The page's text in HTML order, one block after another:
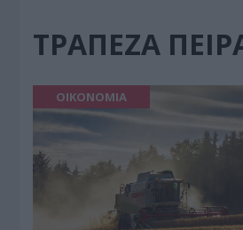
ΤΡΑΠΕΖΑ
ΟΙΚΟΝΟΜΙΑ